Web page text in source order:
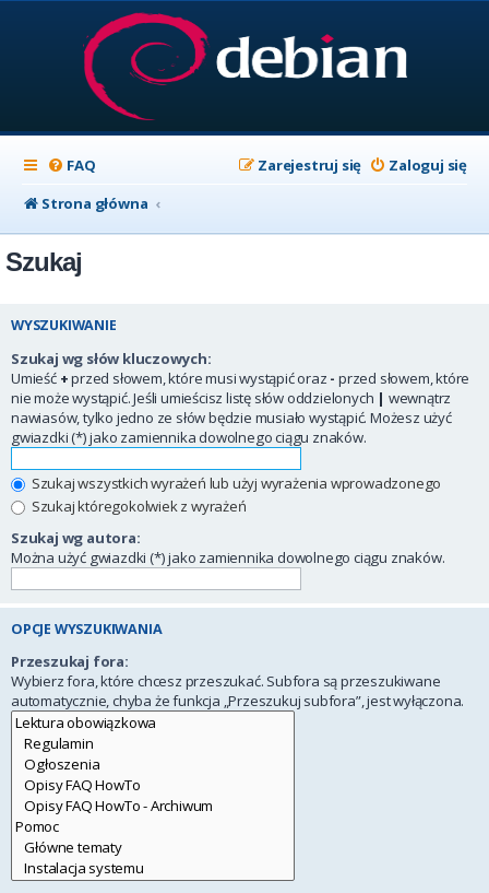
FAQ Zaloguj się
Zarejestruj się
Strona główna
Szukaj
WYSZUKIWANIE
Szukaj wg słów kluczowych:
Umieść +przed słowem, które musi wystąpić oraz - przed słowem, które
nie może wystąpić. Jeśli umieścisz listę słów oddzielonych | wewnątrz
nawiasów, tylko jedno ze słów będzie musiało wystąpić. Możesz użyć
gwiazdki (*) jako zamiennika dowolnego ciągu znaków.
Szukaj wszystkich wyrażeń lub użyj wyrażenia wprowadzonego
Szukaj któregokolwiek z wyrażeń
Szukaj wg autora:
Można użyć gwiazdki (*) jako zamiennika dowolnego ciągu znaków.
OPCJE WYSZUKIWANIA
Przeszukaj fora:
Wybierz fora, które chcesz przeszukać. Subfora są przeszukiwane
automatycznie, chyba że funkcja „Przeszukuj subfora”, jest wyłączona.